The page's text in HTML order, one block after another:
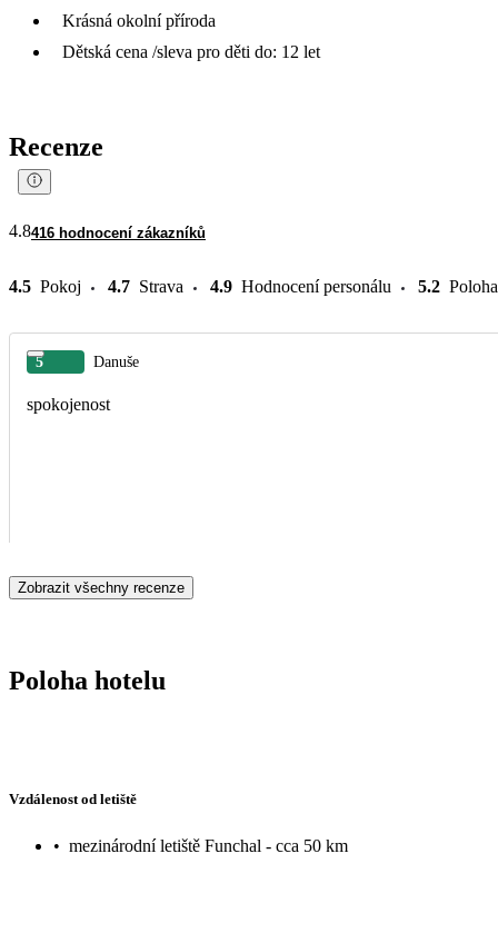
Krásná okolní příroda
Dětská cena /sleva pro děti do: 12 let
Recenze
4.8416 hodnocení zákazníků
4.5 Pokoj 4.7 Strava 4.9 Hodnocení personálu 5.2 Poloha
5 Danuše
spokojenost
Zobrazit všechny recenze
Poloha hotelu
Vzdálenost od letiště
• mezinárodní letiště Funchal - cca 50 km